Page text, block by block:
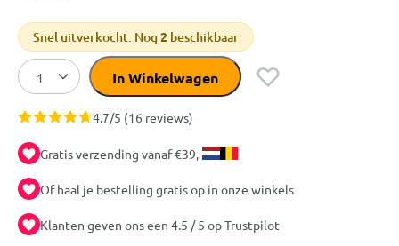
Snel uitverkocht. Nog2 beschikbaar
In Winkelwagen
4.7/5 (16 reviews)
Gratis verzending vanaf €39,-
Of haal je bestelling gratis op in onze winkels
Klanten geven ons een 4.5 / 5 op Trustpilot